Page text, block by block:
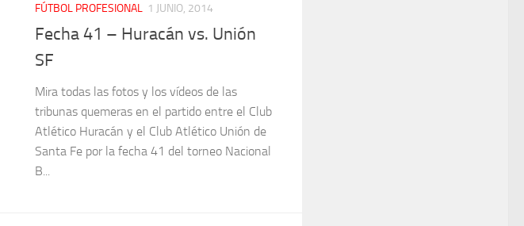
FÚTBOL PROFESIONAL 1 JUNIO, 2014
Fecha 41 – Huracán vs. Unión
SF
Mira todas las fotos y los vídeos de las
tribunas quemeras en el partido entre el Club
Atlético Huracán y el Club Atlético Unión de
Santa Fe por la fecha 41 del torneo Nacional
B...